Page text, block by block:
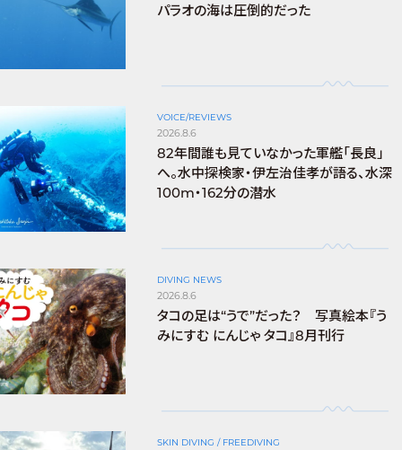
パラオの海は圧倒的だった
VOICE/REVIEWS
2026.8.6
82年間誰も見ていなかった軍艦「長良」
へ。水中探検家・伊左治佳孝が語る、水深
100m・162分の潜水
DIVING NEWS
2026.8.6
タコの足は“うで”だった？ 写真絵本『う
みにすむ にんじゃ タコ』8月刊行
SKIN DIVING / FREEDIVING